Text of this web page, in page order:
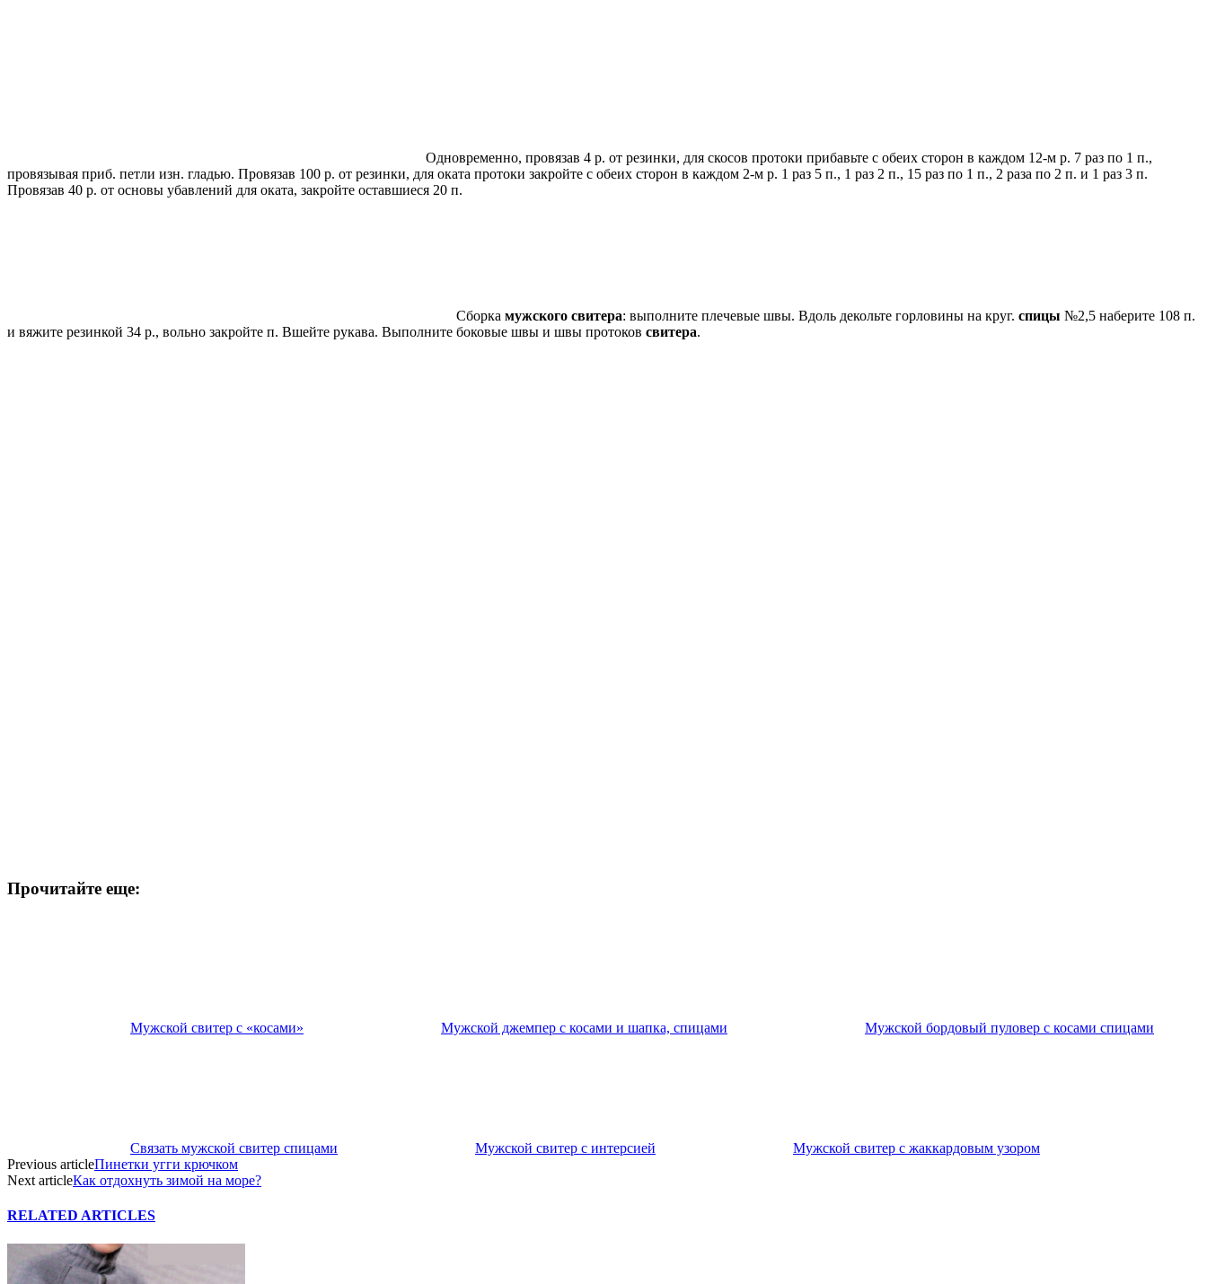
Одновременно, провязав 4 р. от резинки, для скосов протоки прибавьте с обеих сторон в каждом 12-м р. 7 раз по 1 п.,
провязывая приб. петли изн. гладью. Провязав 100 р. от резинки, для оката протоки закройте с обеих сторон в каждом 2-м р. 1 раз 5 п., 1 раз 2 п., 15 раз по 1 п., 2 раза по 2 п. и 1 раз 3 п.
Провязав 40 р. от основы убавлений для оката, закройте оставшиеся 20 п.
Сборка мужского свитера: выполните плечевые швы. Вдоль декольте горловины на круг. спицы №2,5 наберите 108 п.
и вяжите резинкой 34 р., вольно закройте п. Вшейте рукава. Выполните боковые швы и швы протоков свитера.
Прочитайте еще:
Мужской свитер с «косами» Мужской джемпер с косами и шапка, спицами Мужской бордовый пуловер с косами спицами
Связать мужской свитер спицами Мужской свитер с интерсией
Мужской свитер с жаккардовым узором
Previous articleПинетки угги крючком
Next articleКак отдохнуть зимой на море?
RELATED ARTICLES